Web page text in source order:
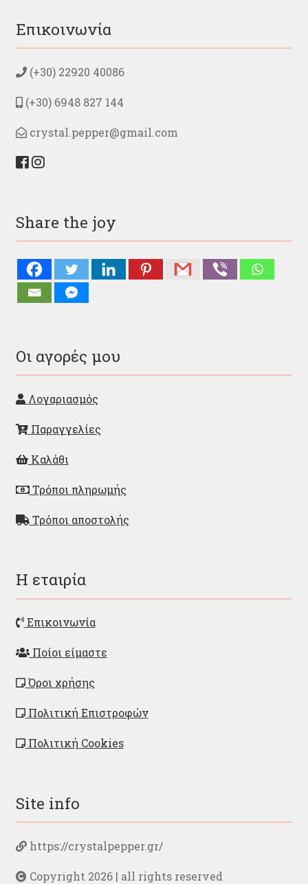
Επικοινωνία
(+30) 22920 40086
(+30) 6948 827 144
crystal.pepper@gmail.com
Share the joy
Οι αγορές μου
Λογαριασμός
Παραγγελίες
Καλάθι
Τρόποι πληρωμής
Τρόποι αποστολής
Η εταιρία
Επικοινωνία
Ποίοι είμαστε
Όροι χρήσης
Πολιτική Επιστροφών
Πολιτική Cookies
Site info
https://crystalpepper.gr/
Copyright 2026 | all rights reserved